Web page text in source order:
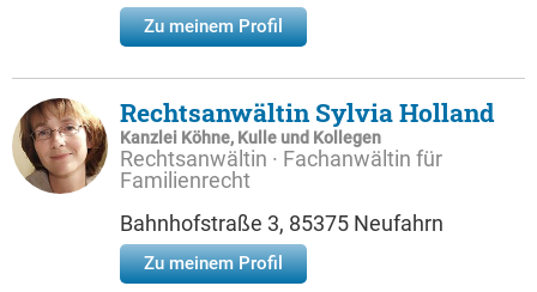
Zu meinem Profil
Rechtsanwältin Sylvia Holland
Kanzlei Köhne, Kulle und Kollegen
Rechtsanwältin · Fachanwältin für
Familienrecht
Bahnhofstraße 3, 85375 Neufahrn
Zu meinem Profil